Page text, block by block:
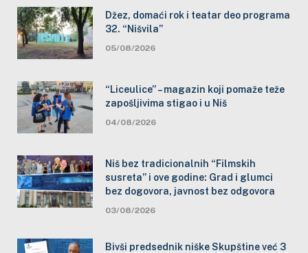
Džez, domaći rok i teatar deo programa
32. “Nišvila”
05/08/2026
“Liceulice” – magazin koji pomaže teže
zapošljivima stigao i u Niš
04/08/2026
Niš bez tradicionalnih “Filmskih
susreta” i ove godine: Grad i glumci
bez dogovora, javnost bez odgovora
03/08/2026
Bivši predsednik niške Skupštine već 3